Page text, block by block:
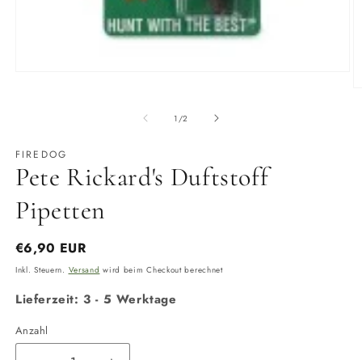
1 /von
2
FIREDOG
Pete Rickard's Duftstoff
Pipetten
Normaler
Preis
€6,90 EUR
Inkl. Steuern. Versand wird beim Checkout berechnet
Lieferzeit: 3 - 5 Werktage
Anzahl
Anzahl